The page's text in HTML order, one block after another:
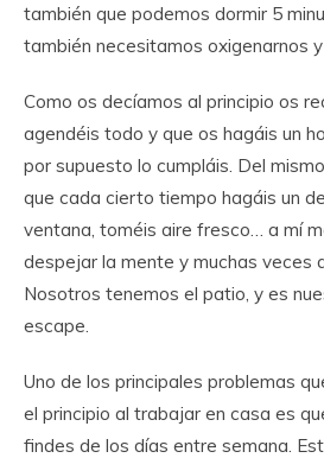
también que podemos dormir 5
también necesitamos oxigenarnos
Como os decíamos al principio os
agendéis todo y que os hagáis un
por supuesto lo cumpláis. Del
que cada cierto tiempo hagáis un
ventana, toméis aire fresco… a mí
despejar la mente y muchas veces
Nosotros tenemos el patio, y es
escape.
Uno de los principales problemas
el principio al trabajar en casa es
findes de los días entre semana.